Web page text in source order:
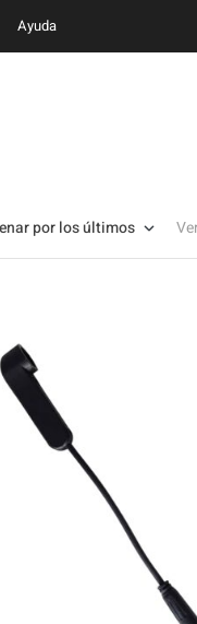
Ayuda
por los últimos